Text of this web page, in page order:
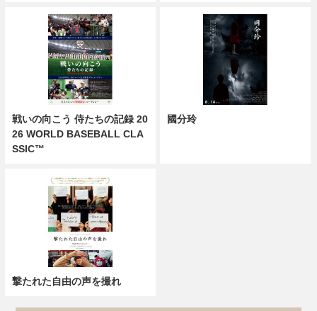
戦いの向こう 侍たちの記録 20
26 WORLD BASEBALL CLA
SSIC™
國分玲
撃たれた自由の声を撮れ